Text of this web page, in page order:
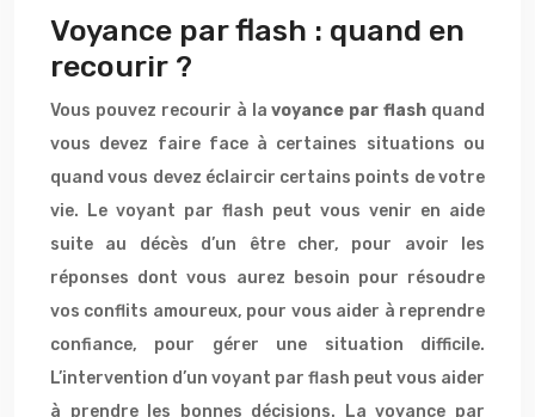
Voyance par flash : quand en
recourir ?
Vous pouvez recourir à lavoyance par flash quand
vous devez faire face à certaines situations ou
quand vous devez éclaircir certains points de votre
vie. Le voyant par flash peut vous venir en aide
suite au décès d’un être cher, pour avoir les
réponses dont vous aurez besoin pour résoudre
vos conflits amoureux, pour vous aider à reprendre
confiance, pour gérer une situation difficile.
L’intervention d’un voyant par flash peut vous aider
à prendre les bonnes décisions. La voyance par